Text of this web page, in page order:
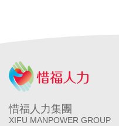
惜福人力集團
XIFU MANPOWER GROUP